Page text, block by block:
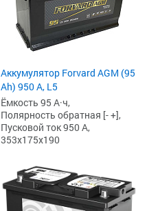
Аккумулятор Forvard AGM (95
Ah) 950 А, L5
Ёмкость 95 А·ч,
Полярность обратная [- +],
Пусковой ток 950 А,
353x175x190